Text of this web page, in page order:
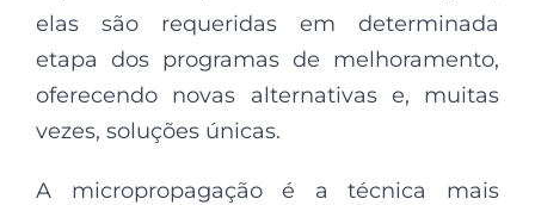
elas são requeridas em determinada
etapa dos programas de melhoramento,
oferecendo novas alternativas e, muitas
vezes, soluções únicas.
A micropropagação é a técnica mais